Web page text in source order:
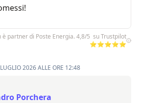
è partner di Poste Energia. 4,8/5 su Trustpilot
⭐⭐⭐⭐⭐
2026 ALLE ORE 12:48
Porchera